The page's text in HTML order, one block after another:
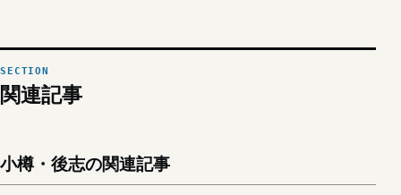
関連記事
小樽・後志の関連記事